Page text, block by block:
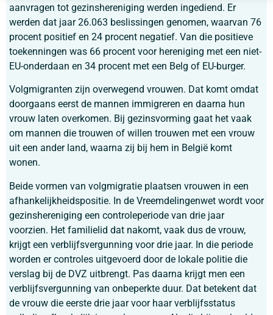
aanvragen tot gezinshereniging werden ingediend. Er
werden dat jaar 26.063 beslissingen genomen, waarvan 76
procent positief en 24 procent negatief. Van die positieve
toekenningen was 66 procent voor hereniging met een niet-
EU-onderdaan en 34 procent met een Belg of EU-burger.
Volgmigranten zijn overwegend vrouwen. Dat komt omdat
doorgaans eerst de mannen immigreren en daarna hun
vrouw laten overkomen. Bij gezinsvorming gaat het vaak
om mannen die trouwen of willen trouwen met een vrouw
uit een ander land, waarna zij bij hem in België komt
wonen.
Beide vormen van volgmigratie plaatsen vrouwen in een
afhankelijkheidspositie. In de Vreemdelingenwet wordt voor
gezinshereniging een controleperiode van drie jaar
voorzien. Het familielid dat nakomt, vaak dus de vrouw,
krijgt een verblijfsvergunning voor drie jaar. In die periode
worden er controles uitgevoerd door de lokale politie die
verslag bij de DVZ uitbrengt. Pas daarna krijgt men een
verblijfsvergunning van onbeperkte duur. Dat betekent dat
de vrouw die eerste drie jaar voor haar verblijfsstatus